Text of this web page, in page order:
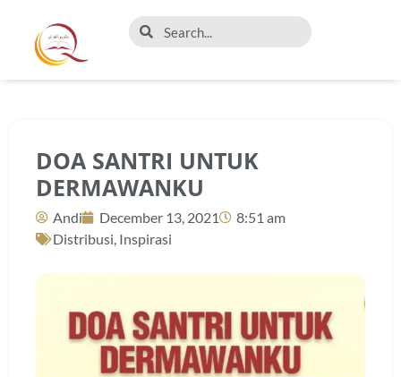
DOA SANTRI UNTUK
DERMAWANKU
Andi December 13, 2021
8:51 am
Distribusi, Inspirasi